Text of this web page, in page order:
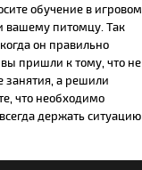
обучение в игровом
вашему питомцу. Так
он правильно
пришли к тому, что не
занятия, а решили
что необходимо
держать ситуацию